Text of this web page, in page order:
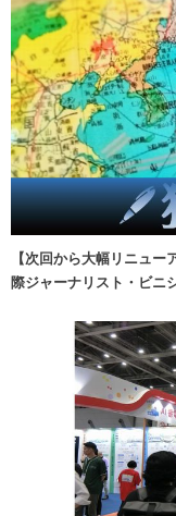
【次回から大幅リニュ
際ジャーナリスト・ビニ